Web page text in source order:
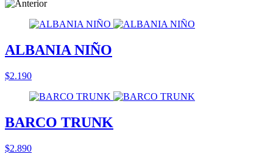
ALBANIA NIÑO
$2.190
BARCO TRUNK
$2.890